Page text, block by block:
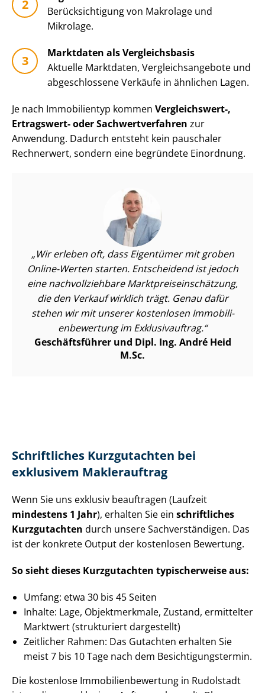
Be­rück­sich­ti­gung von Makrolage und
Mikrolage.
Marktdaten als Vergleichsbasis
Aktuelle Marktdaten, Ver­gleichs­an­ge­bo­te und
abgeschlossene Verkäufe in ähnlichen Lagen.
Je nach Immobilientyp kommen Vergleichswert-,
Ertragswert- oder Sach­wert­ver­fah­ren zur
Anwendung. Dadurch entsteht kein pauschaler
Rechnerwert, sondern eine begründete Einordnung.
Wir erleben oft, dass Eigentümer mit groben
Online-Werten starten. Entscheidend ist jedoch
eine nach­voll­zieh­ba­re Markt­preis­ein­schät­zung,
die den Verkauf wirklich trägt. Genau dafür
stehen wir mit unserer kostenlosen Im­mo­bi­li­
en­be­wer­tung im Exklusivauftrag.
Geschäftsführer und Dipl. Ing. André Heid
M.Sc.
Schriftliches Kurzgutachten bei
exklusivem Maklerauftrag
Wenn Sie uns exklusiv beauftragen (Laufzeit
mindestens 1 Jahr), erhalten Sie ein schriftliches
Kurzgutachten durch unsere Sach­ver­stän­di­gen. Das
ist der konkrete Output der kostenlosen Bewertung.
So sieht dieses Kurzgutachten typischerweise aus:
Umfang: etwa 30 bis 45 Seiten
Inhalte: Lage, Objektmerkmale, Zustand, ermittelter
Marktwert (strukturiert dargestellt)
Zeitlicher Rahmen: Das Gutachten erhalten Sie
meist 7 bis 10 Tage nach dem Be­sich­ti­gungs­ter­min.
Die kostenlose Im­mo­bi­li­en­be­wer­tung in Rudolstadt